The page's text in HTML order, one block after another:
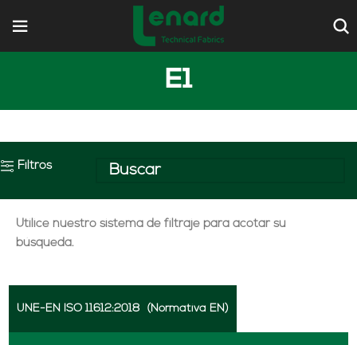
E1
Filtros
Utilice nuestro sistema de filtraje para acotar su
búsqueda.
UNE-EN ISO 11612:2018 (Normativa EN)